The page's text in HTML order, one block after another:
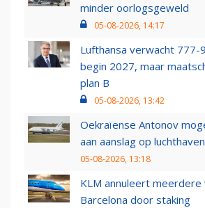
minder oorlogsgeweld
05-08-2026, 14:17
Lufthansa verwacht 777-
begin 2027, maar
plan B
05-08-2026, 13:42
Oekraïense Antonov
aan aanslag op
05-08-2026, 13:18
KLM annuleert meerdere
Barcelona door staking